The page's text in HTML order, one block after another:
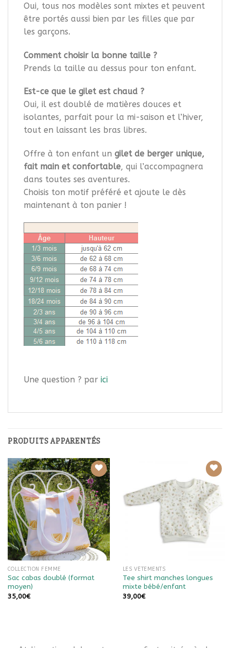
Oui, tous nos modèles sont mixtes et peuvent
être portés aussi bien par les filles que par
les garçons.
Comment choisir la bonne taille ?
Prends la taille au dessus pour ton enfant.
Est-ce que le gilet est chaud ?
Oui, il est doublé de matières douces et
isolantes, parfait pour la mi-saison et l’hiver,
tout en laissant les bras libres.
Offre à ton enfant un gilet de berger unique,
fait main et confortable, qui l’accompagnera
dans toutes ses aventures.
Choisis ton motif préféré et ajoute le dès
maintenant à ton panier !
Une question ? par ici
PRODUITS APPARENTÉS
Ajouter à
la liste
de
souhaits
COLLECTION FEMME
Sac cabas doublé (format
moyen)
35,00€
Ajouter à
la liste
de
souhaits
LES VÊTEMENTS
Tee shirt manches longues
mixte bébé/enfant
39,00€